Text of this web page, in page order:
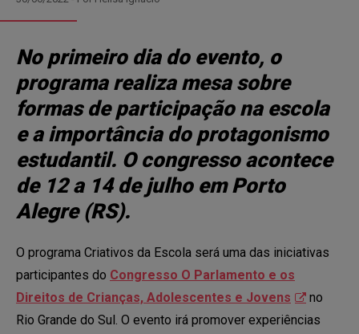
No primeiro dia do evento, o
programa realiza mesa sobre
formas de participação na escola
e a importância do protagonismo
estudantil. O congresso acontece
de 12 a 14 de julho em Porto
Alegre (RS).
O programa Criativos da Escola será uma das iniciativas
participantes do Congresso O Parlamento e os
Direitos de Crianças, Adolescentes e Jovens
no
Rio Grande do Sul. O evento irá promover experiências
Cidade
Escola/ Organização (opcional)
Autorizo o envio de minhas informações para a pessoa
responsável pela inscrição do projeto e compreendo que o
contato.
Enviar